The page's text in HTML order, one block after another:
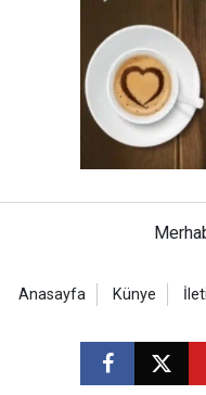
Anasayfa Künye